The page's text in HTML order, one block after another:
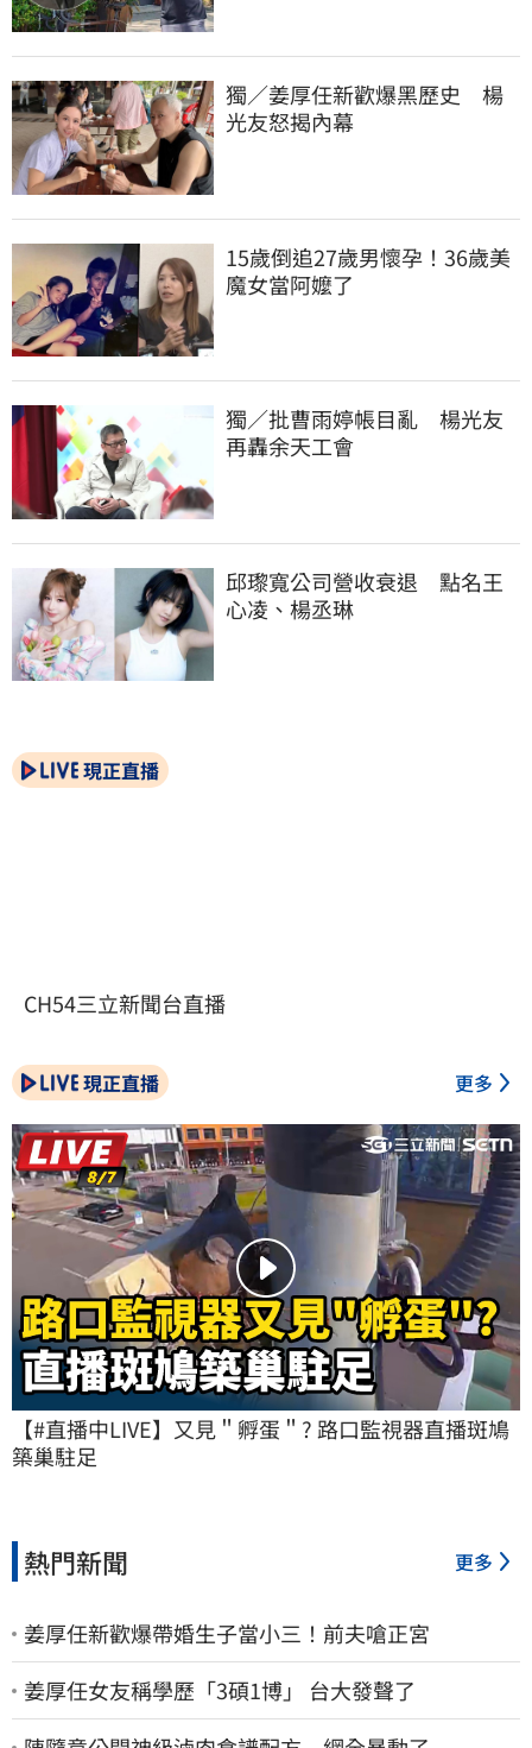
獨／姜厚任新歡爆黑歷史　楊
光友怒揭內幕
15歲倒追27歲男懷孕！36歲美
魔女當阿嬤了
獨／批曹雨婷帳目亂　楊光友
再轟余天工會
邱瓈寬公司營收衰退　點名王
心凌、楊丞琳
現正直播
CH54三立新聞台直播
現正直播 更多
【#直播中LIVE】又見＂孵蛋＂? 路口監視器直播斑鳩
築巢駐足
熱門新聞 更多
姜厚任新歡爆帶婚生子當小三！前夫嗆正宮
姜厚任女友稱學歷「3碩1博」 台大發聲了